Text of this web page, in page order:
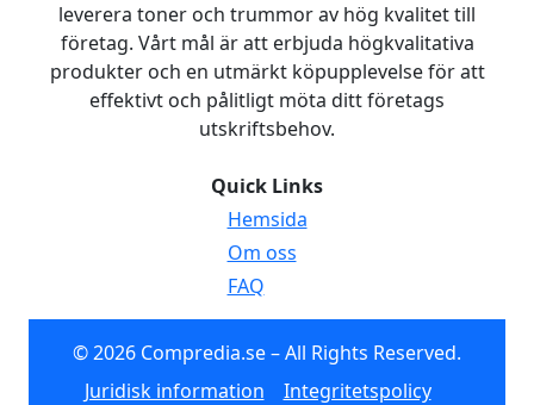
leverera toner och trummor av hög kvalitet till
företag. Vårt mål är att erbjuda högkvalitativa
produkter och en utmärkt köpupplevelse för att
effektivt och pålitligt möta ditt företags
utskriftsbehov.
Quick Links
Hemsida
Om oss
FAQ
© 2026 Compredia.se – All Rights Reserved.
Juridisk information
Integritetspolicy